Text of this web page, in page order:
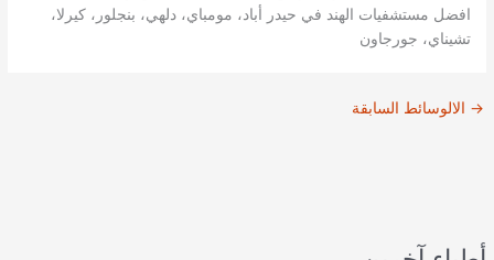
افضل مستشفيات الهند في حيدر أباد، مومباي، دلهي، بنجلور، كيرلا،
تشيناي، جورجاون
→ الالوسائط السابقة